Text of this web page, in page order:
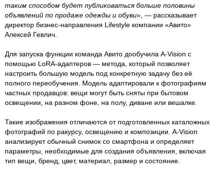
таким способом будет публиковаться больше половины
объявлений по продаже одежды и обуви», — рассказывает
директор бизнес-направления Lifestyle компании «Авито»
Алексей Гевлич.
Для запуска функции команда Авито дообучила A-Vision с
помощью LoRA-адаптеров — метода, который позволяет
настроить большую модель под конкретную задачу без её
полного переобучения. Модель адаптировали к фотографиям
частных продавцов: вещи могут быть сняты при бытовом
освещении, на разном фоне, на полу, диване или вешалке.
Такие изображения отличаются от подготовленных каталожных
фотографий по ракурсу, освещению и композиции. A-Vision
анализирует обычный снимок со смартфона и определяет
параметры, необходимые для создания объявления, включая
тип вещи, бренд, цвет, материал, размер и состояние.